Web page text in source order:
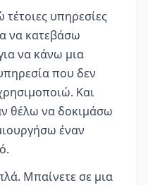
υπηρεσίες
να κατεβάσω
να κάνω μια
που δεν
Και
θέλω να δοκιμάσω
έναν
Μπαίνετε σε μια